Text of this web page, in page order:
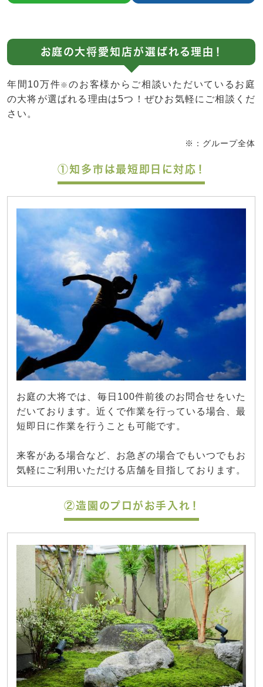
お庭の大将愛知店が選ばれる理由！
年間10万件※のお客様からご相談いただいているお庭
の大将が選ばれる理由は5つ！ぜひお気軽にご相談くだ
さい。
※：グループ全体
①知多市は最短即日に対応！
お庭の大将では、毎日100件前後のお問合せをいた
だいております。近くで作業を行っている場合、最
短即日に作業を行うことも可能です。
来客がある場合など、お急ぎの場合でもいつでもお
気軽にご利用いただける店舗を目指しております。
②造園のプロがお手入れ！